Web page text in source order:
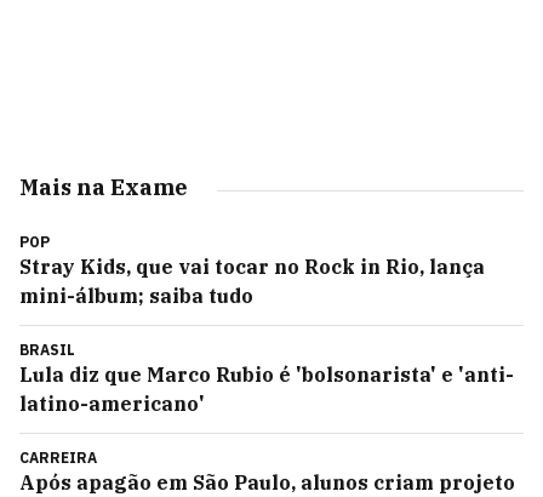
Mais na Exame
POP
Stray Kids, que vai tocar no Rock in Rio, lança
mini-álbum; saiba tudo
BRASIL
Lula diz que Marco Rubio é 'bolsonarista' e 'anti-
latino-americano'
CARREIRA
Após apagão em São Paulo, alunos criam projeto